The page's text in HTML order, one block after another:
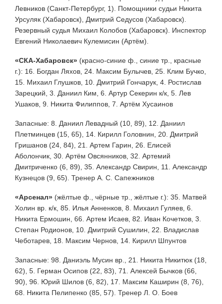
Левников (Санкт-Петербург, 1). Помощники судьи Никита
Урсуляк (Хабаровск), Дмитрий Седусов (Хабаровск).
Резервный судья Михаил Колобов (Хабаровск). Инспектор
Евгений Николаевич Кулемисин (Артём).
«СКА-Хабаровск» (красно-синие ф., синие тр., красные
г.): 16. Богдан Ляхов, 24. Максим Булычев, 25. Клим Бучко,
15. Михаил Глушков, 10. Дмитрий Гончарук, 4. Ростислав
Зарецкий, 3. Даниил Ким, 6. Артур Секерин к/к, 5. Лев
Ушаков, 9. Никита Филиппов, 7. Артём Хусаинов
Запасные: 8. Даниил Левадный (10, 89), 12. Даниил
Плетминцев (15, 65), 14. Кирилл Головнин, 20. Дмитрий
Гришанов (24, 84), 21. Артем Гарин, 26. Елисей
Аболончик, 30. Артём Овсянников, 32. Артемий
Дмитриченко (6, 89), 35. Александр Свирин, 11. Александр
Кузнецов (9, 65). Тренер А. С. Сапежников
«Арсенал» (жёлтые ф., чёрные тр., жёлтые г.): 35. Матвей
Холин вр. к/к, 85. Илья Анненков, 8. Михаил Гуляев, 6.
Никита Ермошин, 66. Артем Исаев, 82. Иван Кочетков, 3.
Степан Родионов, 10. Дмитрий Сушилин, 22. Владислав
Чеботарев, 18. Максим Чернов, 14. Кирилл Шпунтов
Запасные: 98. Даниэль Мусин вр., 21. Никита Никитюк (18,
62), 5. Герман Осипов (22, 83), 71. Алексей Бычков (66,
90), 96. Юрий Шилов (6, 82), 17. Максим Каширин (8, 76),
68. Никита Пелипенко (85, 57). Тренер Л. О. Боев